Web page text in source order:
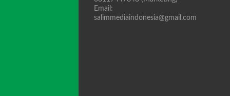
Email:
salimmediaindonesia@gmail.com